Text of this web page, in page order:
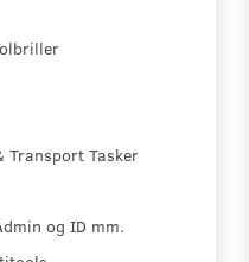
Transport Tasker
og ID mm.